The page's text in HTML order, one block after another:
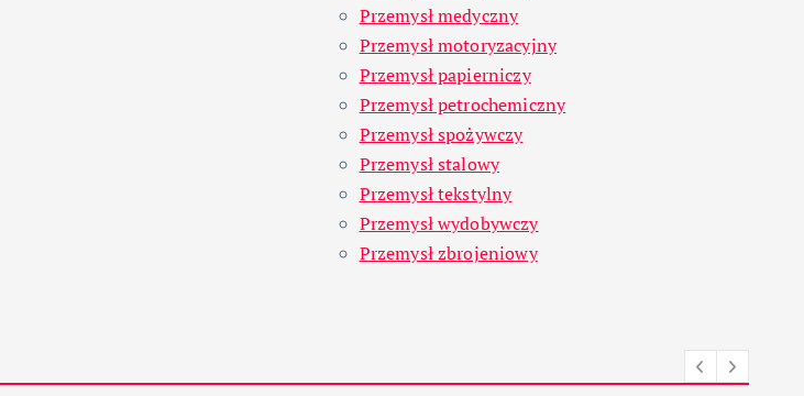
Przemysł medyczny
Przemysł motoryzacyjny
Przemysł papierniczy
Przemysł petrochemiczny
Przemysł spożywczy
Przemysł stalowy
Przemysł tekstylny
Przemysł wydobywczy
Przemysł zbrojeniowy